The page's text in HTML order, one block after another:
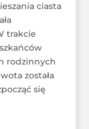
ciasta
trakcie
rodzinnych
została
się